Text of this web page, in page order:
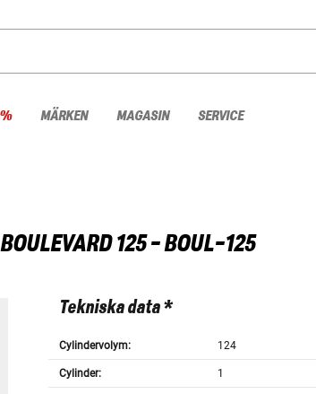
MÄRKEN MAGASIN SERVICE
BOULEVARD 125 - BOUL-125
Tekniska data *
Cylindervolym: 124
Cylinder: 1